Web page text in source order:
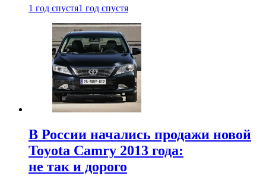
1 год спустя1 год спустя
В России начались продажи новой
Toyota Camry 2013 года:
не так и дорого